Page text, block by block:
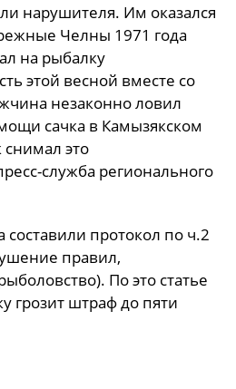
нарушителя. Им оказался
Челны 1971 года
на рыбалку
этой весной вместе со
незаконно ловил
сачка в Камызякском
снимал это
служба регионального
протокол по ч.2
правил,
По это статье
грозит штраф до пяти